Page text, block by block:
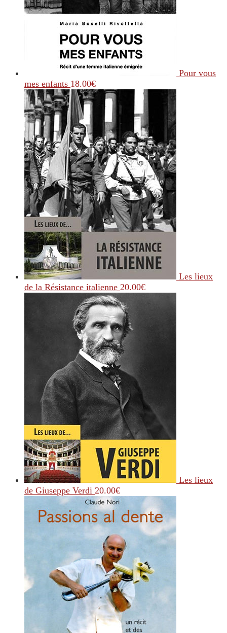
Pour vous
mes enfants 18.00€
Les lieux
de la Résistance italienne 20.00€
Les lieux
de Giuseppe Verdi 20.00€